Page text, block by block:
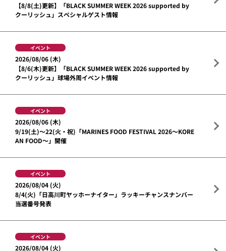
【8/8(土)更新】「BLACK SUMMER WEEK 2026 supported by
クーリッシュ」スペシャルゲスト情報
イベント
2026/08/06 (木)
【8/6(木)更新】「BLACK SUMMER WEEK 2026 supported by
クーリッシュ」球場外周イベント情報
イベント
2026/08/06 (木)
9/19(土)～22(火・祝)「MARINES FOOD FESTIVAL 2026～KORE
AN FOOD～」開催
イベント
2026/08/04 (火)
8/4(火)「日高川町ヤッホーナイター」ラッキーチャンスナンバー
当選番号発表
イベント
2026/08/04 (火)